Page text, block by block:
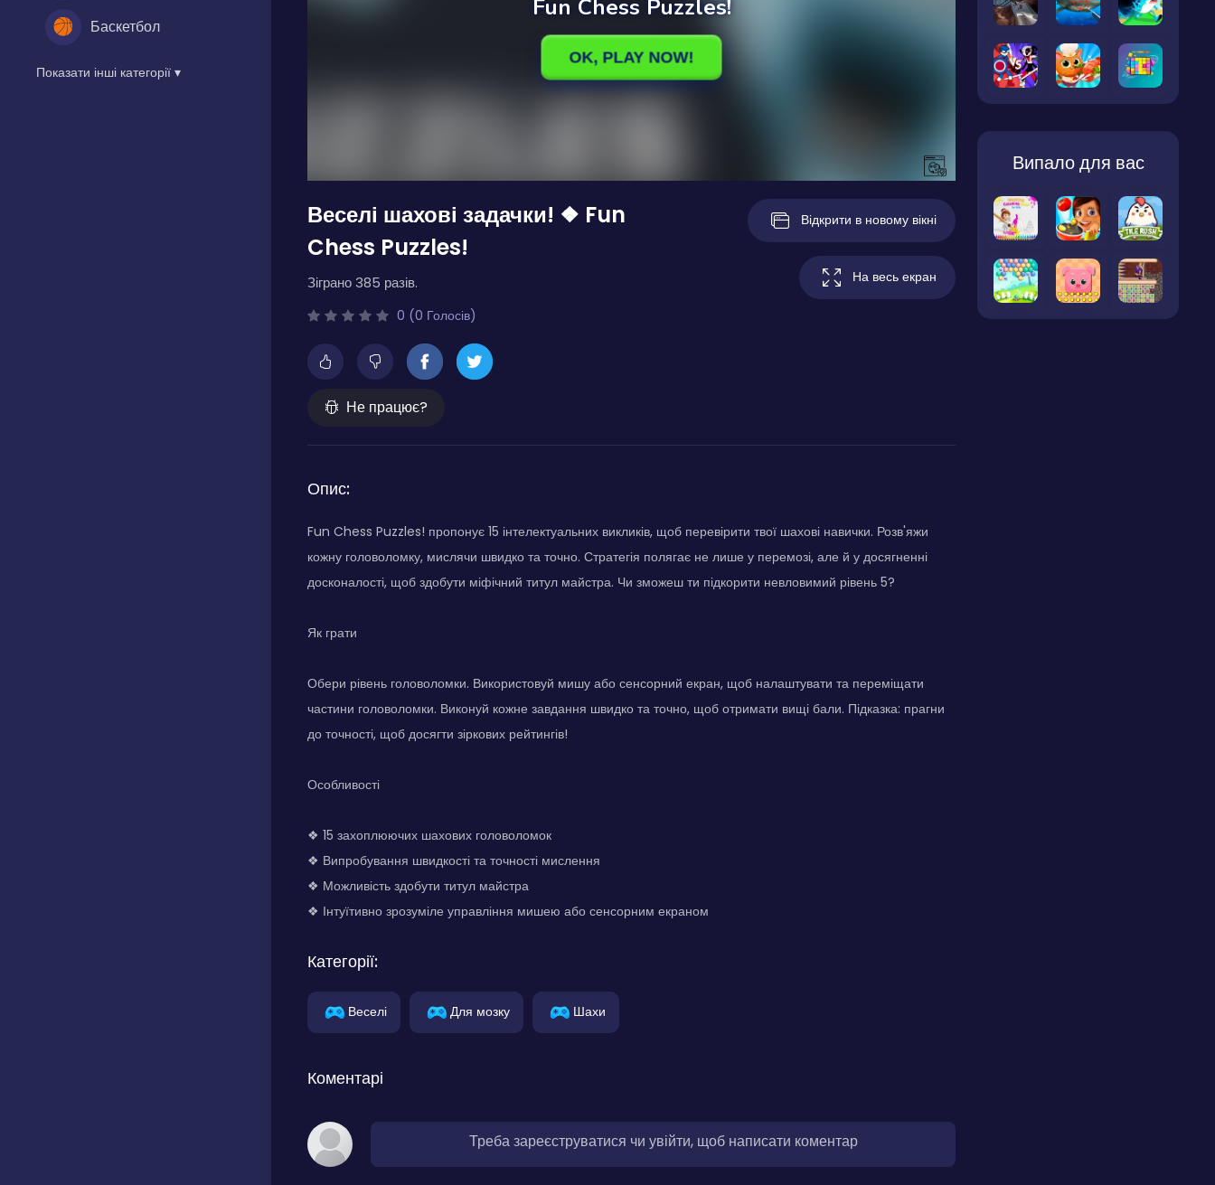
Баскетбол
Показати інші категорії ▾
Веселі шахові задачки! ❖ Fun
Chess Puzzles!
Зіграно 385 разів.
0 (0 Голосів)
Не працює?
Відкрити в новому вікні
На весь екран
Опис:
Fun Chess Puzzles! пропонує 15 інтелектуальних викликів, щоб перевірити твої шахові навички. Розв'яжи
кожну головоломку, мислячи швидко та точно. Стратегія полягає не лише у перемозі, але й у досягненні
досконалості, щоб здобути міфічний титул майстра. Чи зможеш ти підкорити невловимий рівень 5?
Як грати
Обери рівень головоломки. Використовуй мишу або сенсорний екран, щоб налаштувати та переміщати
частини головоломки. Виконуй кожне завдання швидко та точно, щоб отримати вищі бали. Підказка: прагни
до точності, щоб досягти зіркових рейтингів!
Особливості
❖ 15 захоплюючих шахових головоломок
❖ Випробування швидкості та точності мислення
❖ Можливість здобути титул майстра
❖ Інтуїтивно зрозуміле управління мишею або сенсорним екраном
Категорії:
Веселі Для мозку Шахи
Коментарі
Треба зареєструватися чи увійти, щоб написати коментар
Випало для вас